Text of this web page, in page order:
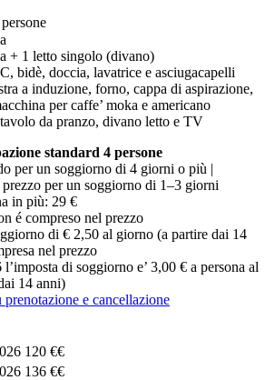
+ 1 letto singolo (divano)
bidè, doccia, lavatrice e asciugacapelli
a induzione, forno, cappa di aspirazione,
per caffe’ moka e americano
da pranzo, divano letto e TV
standard 4 persone
per un soggiorno di 4 giorni o più |
per un soggiorno di 1–3 giorni
in più: 29 €
é compreso nel prezzo
di € 2,50 al giorno (a partire dai 14
nel prezzo
di soggiorno e’ 3,00 € a persona al
14 anni)
e cancellazione
120 €€
136 €€